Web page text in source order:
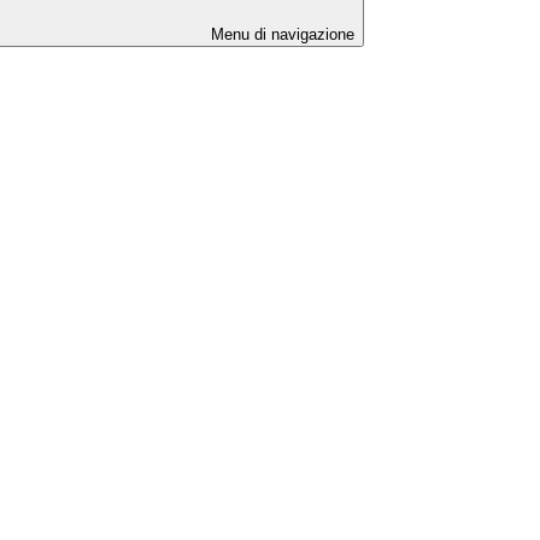
Menu di navigazione